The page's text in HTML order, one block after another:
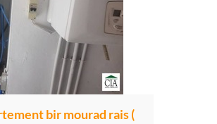
bir mourad rais (